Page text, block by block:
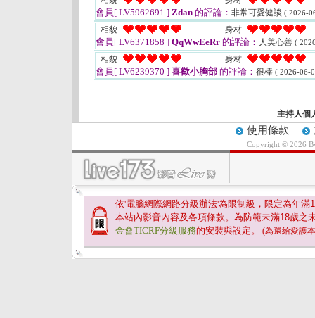
會員[ LV5962691 ] Zdan 的評論： 非常可愛健談 ( 2026-
相貌 身材
會員[ LV6371858 ] QqWwEeRr 的評論： 人美心善 (
相貌 身材
會員[ LV6239370 ] 喜歡小胸部 的評論： 很棒 ( 2026-06-
主持人個
使用條款
Copyright © 2026
依'電腦網際網路分級辦法'為限制級，限定為年滿
本站內影音內容及各項條款。為防範未滿18歲之
金會TICRF分級服務的安裝與設定。 (為還給愛護